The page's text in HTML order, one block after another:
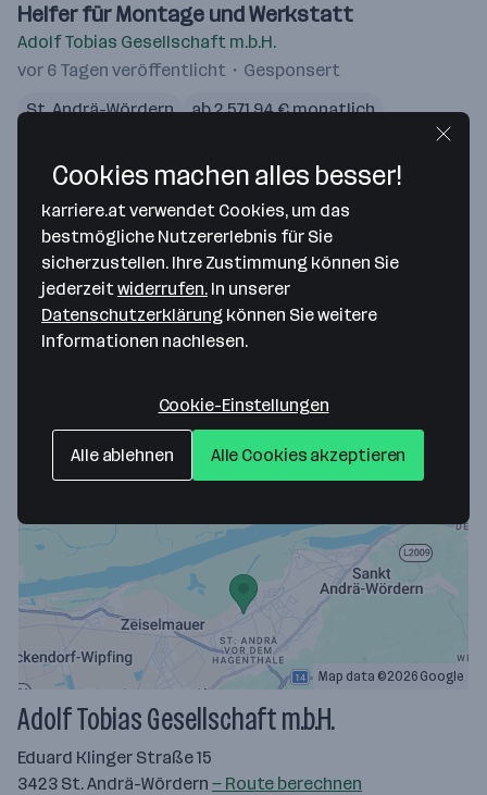
Helfer für Montage und Werkstatt
Adolf Tobias Gesellschaft m.b.H.
vor 6 Tagen veröffentlicht
Gesponsert
St. Andrä-Wördern
ab 2.571,94 € monatlich
Monteur
Adolf Tobias Gesellschaft m.b.H.
vor 6 Tagen veröffentlicht
Gesponsert
St. Andrä-Wördern
ab 3.000 € monatlich
Map data ©2026 Google
Adolf Tobias Gesellschaft m.b.H.
Eduard Klinger Straße 15
3423 St. Andrä-Wördern — Route berechnen
Cookies machen alles besser!
karriere.at verwendet Cookies, um das
bestmögliche Nutzererlebnis für Sie
sicherzustellen. Ihre Zustimmung können Sie
jederzeitwiderrufen. In unserer
Datenschutzerklärung können Sie weitere
Informationen nachlesen.
Cookie-Einstellungen
Alle ablehnen Alle Cookies akzeptieren